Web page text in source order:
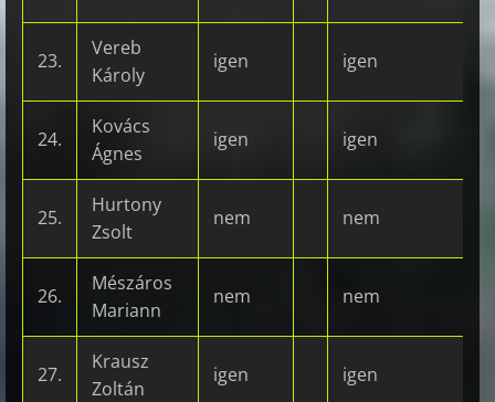
23.
Vereb
Károly
igen igen
24.
Kovács
Ágnes
igen igen
25.
Hurtony
Zsolt
nem nem
26.
Mészáros
Mariann
nem nem
27.
Krausz
Zoltán
igen igen